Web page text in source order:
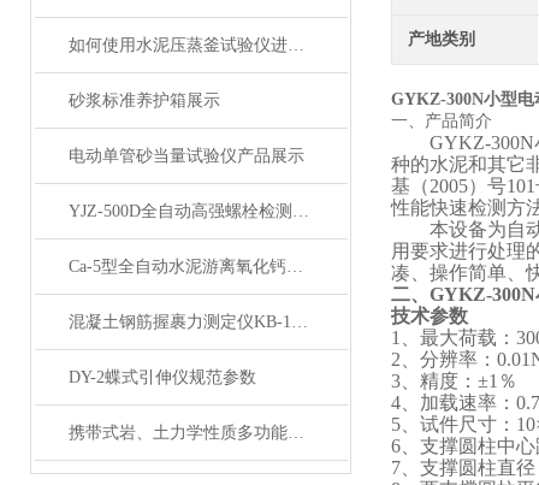
如何使用水泥压蒸釜试验仪进行水泥蒸养试验？
砂浆标准养护箱展示
电动单管砂当量试验仪产品展示
YJZ-500D全自动高强螺栓检测仪（立式）展示
Ca-5型全自动水泥游离氧化钙测定仪产品展示
混凝土钢筋握裹力测定仪KB-150型产品展示
DY-2蝶式引伸仪规范参数
携带式岩、土力学性质多功能试验仪产品展示
产地类别
GYKZ-300N小型
一、产品简介
GYKZ-
种的水泥和其它
基（2005）号
性能快速检测方
本设备为自
用要求进行处理
凑、操作简单、
二、 GYKZ-
技术参数
1、最大荷载：
2、分辨率：
3、精度：±1％
4、加载速率：
5、试件尺寸：
6、支撑圆柱中心
7、支撑圆柱直